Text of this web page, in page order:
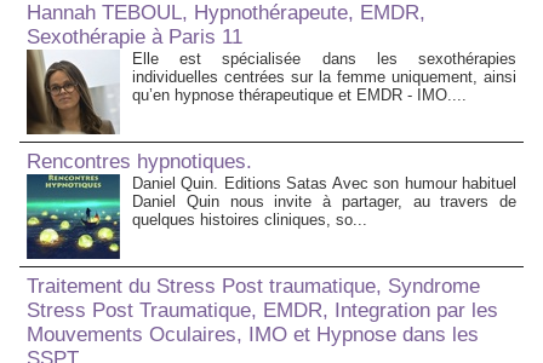
Hannah TEBOUL, Hypnothérapeute, EMDR,
Sexothérapie à Paris 11
Elle est spécialisée dans les sexothérapies
individuelles centrées sur la femme uniquement, ainsi
qu’en hypnose thérapeutique et EMDR - IMO....
Rencontres hypnotiques.
Daniel Quin. Editions Satas Avec son humour habituel
Daniel Quin nous invite à partager, au travers de
quelques histoires cliniques, so...
Traitement du Stress Post traumatique, Syndrome
Stress Post Traumatique, EMDR, Integration par les
Mouvements Oculaires, IMO et Hypnose dans les